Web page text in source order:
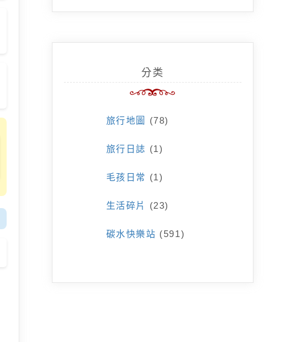
分类
旅行地圖 (78)
旅行日誌 (1)
毛孩日常 (1)
生活碎片 (23)
碳水快樂站 (591)